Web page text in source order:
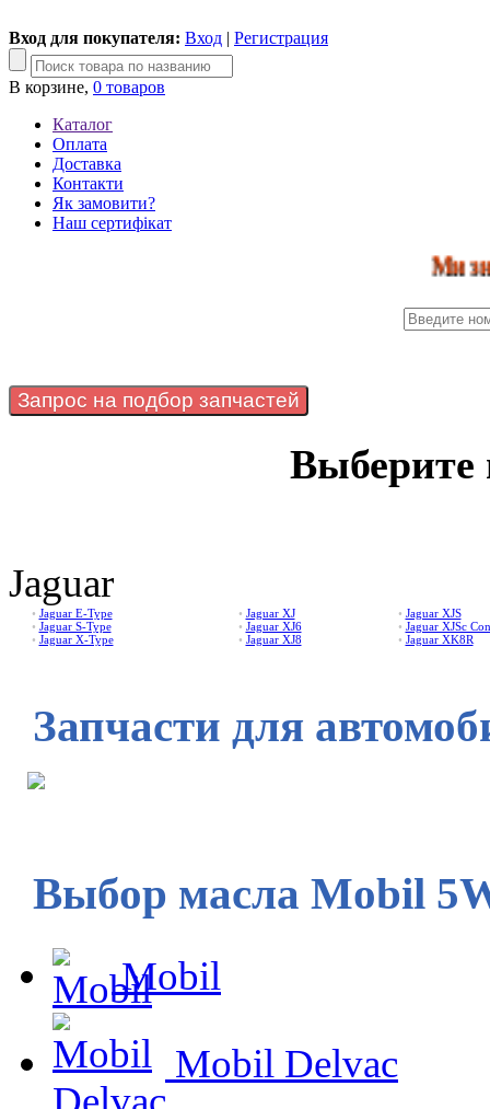
Вход для покупателя: Вход | Регистрация
В корзине, 0 товаров
Каталог
Оплата
Доставка
Контакти
Як замовити?
Наш сертифікат
Ми
Запрос на подбор запчастей
Выберите
Jaguar
• Jaguar E-Type
• Jaguar S-Type
• Jaguar X-Type
• Jaguar XJ
• Jaguar XJ6
• Jaguar XJ8
• Jaguar XJS
• Jaguar XJSc
• Jaguar XK8R
Запчасти для
Выбор масла Mobil
Mobil
Mobil Delvac